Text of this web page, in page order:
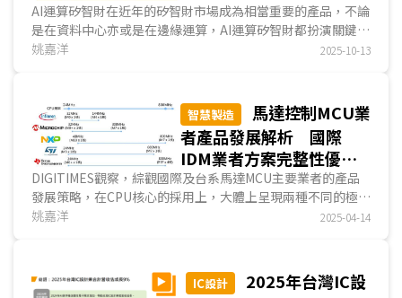
AI運算矽智財在近年的矽智財市場成為相當重要的產品，不論
是在資料中心亦或是在邊緣運算，AI運算矽智財都扮演關鍵角
色。尤其近年來，隨著生成式AI興起，產業目光從雲端...
姚嘉洋 2025-10-13
智慧製造
馬達控制MCU業
者產品發展解析 國際
IDM業者方案完整性優於
台系MCU業者
DIGITIMES觀察，綜觀國際及台系馬達MCU主要業者的產品
發展策略，在CPU核心的採用上，大體上呈現兩種不同的極
端，國際業者由於在馬達相關應用的晶片技術發展較早，...
姚嘉洋 2025-04-14
IC設計
2025年台灣IC設